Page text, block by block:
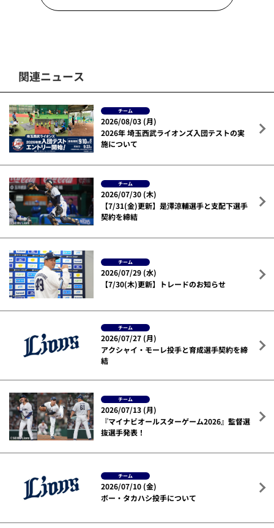
関連ニュース
チーム
2026/08/03 (月)
2026年 埼玉西武ライオンズ入団テストの実
施について
チーム
2026/07/30 (木)
【7/31(金)更新】是澤涼輔選手と支配下選手
契約を締結
チーム
2026/07/29 (水)
【7/30(木)更新】トレードのお知らせ
チーム
2026/07/27 (月)
アクシャイ・モーレ投手と育成選手契約を締
結
チーム
2026/07/13 (月)
『マイナビオールスターゲーム2026』監督選
抜選手発表！
チーム
2026/07/10 (金)
ボー・タカハシ投手について